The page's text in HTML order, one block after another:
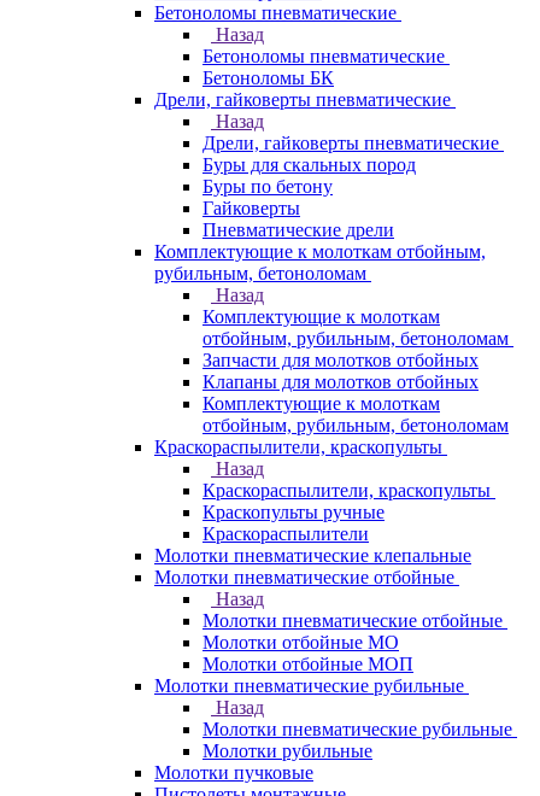
Бетоноломы пневматические
Назад
Бетоноломы пневматические
Бетоноломы БК
Дрели, гайковерты пневматические
Назад
Дрели, гайковерты пневматические
Буры для скальных пород
Буры по бетону
Гайковерты
Пневматические дрели
Комплектующие к молоткам отбойным,
рубильным, бетоноломам
Назад
Комплектующие к молоткам
отбойным, рубильным, бетоноломам
Запчасти для молотков отбойных
Клапаны для молотков отбойных
Комплектующие к молоткам
отбойным, рубильным, бетоноломам
Краскораспылители, краскопульты
Назад
Краскораспылители, краскопульты
Краскопульты ручные
Краскораспылители
Молотки пневматические клепальные
Молотки пневматические отбойные
Назад
Молотки пневматические отбойные
Молотки отбойные МО
Молотки отбойные МОП
Молотки пневматические рубильные
Назад
Молотки пневматические рубильные
Молотки рубильные
Молотки пучковые